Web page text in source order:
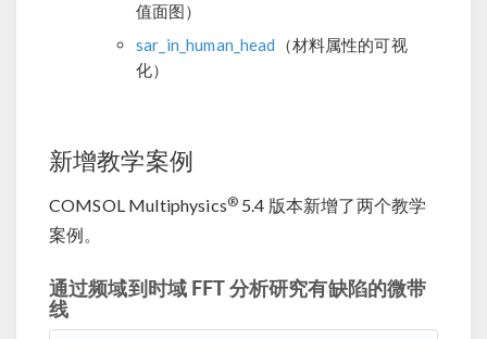
值面图）
sar_in_human_head （材料属性的可视
化）
新增教学案例
COMSOL Multiphysics® 5.4 版本新增了两个教学
案例。
通过频域到时域 FFT 分析研究有缺陷的微带
线